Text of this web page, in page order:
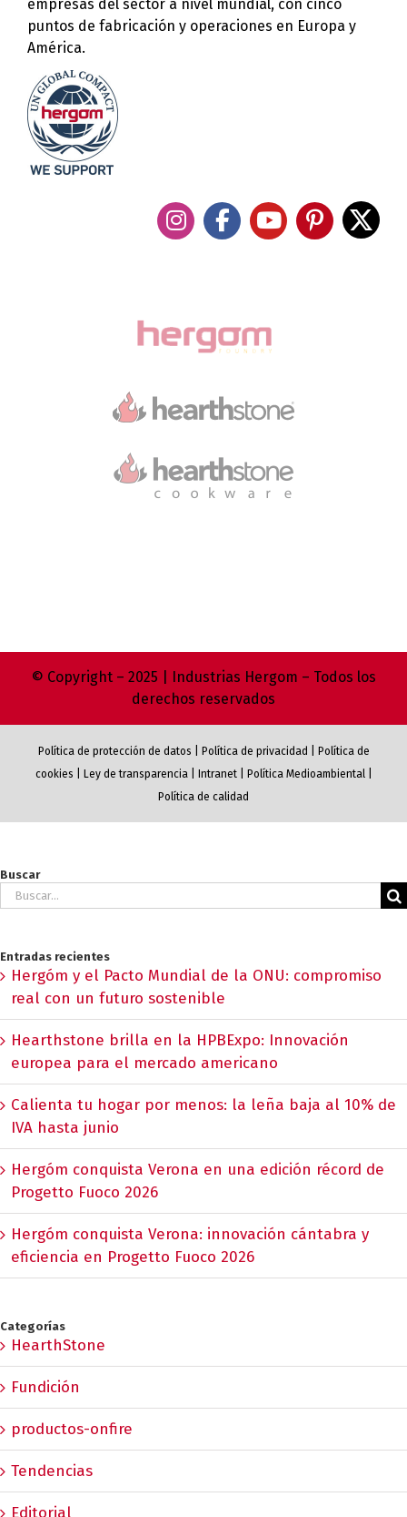
empresas del sector a nivel mundial, con cinco
puntos de fabricación y operaciones en Europa y
América.
© Copyright – 2025 | Industrias Hergom – Todos los
derechos reservados
Política de protección de datos Política de privacidad
Política de
cookies
Ley de transparencia| Intranet| Política Medioambiental|
Política de calidad
Buscar
Buscar:
Entradas recientes
Hergóm y el Pacto Mundial de la ONU: compromiso
real con un futuro sostenible
Hearthstone brilla en la HPBExpo: Innovación
europea para el mercado americano
Calienta tu hogar por menos: la leña baja al 10% de
IVA hasta junio
Hergóm conquista Verona en una edición récord de
Progetto Fuoco 2026
Hergóm conquista Verona: innovación cántabra y
eficiencia en Progetto Fuoco 2026
Categorías
HearthStone
Fundición
productos-onfire
Tendencias
Editorial